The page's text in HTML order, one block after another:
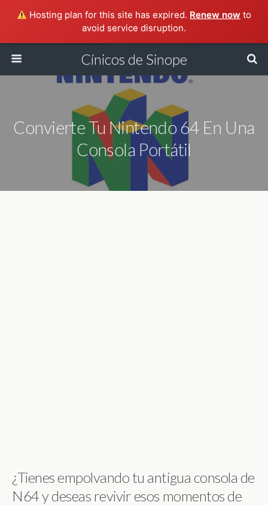
Hosting plan for this site has expired. Renew now to
avoid service disruption.
Cínicos de Sinope
Convierte Tu Nintendo 64 En Una
Consola Portátil
¿Tienes empolvando tu antigua consola de
N64 y deseas revivir esos momentos de